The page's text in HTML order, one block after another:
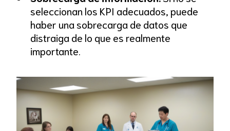
seleccionan los KPI adecuados, puede
haber una sobrecarga de datos que
distraiga de lo que es realmente
importante.